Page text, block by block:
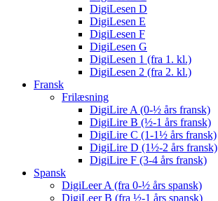
DigiLesen D
DigiLesen E
DigiLesen F
DigiLesen G
DigiLesen 1 (fra 1. kl.)
DigiLesen 2 (fra 2. kl.)
Fransk
Frilæsning
DigiLire A (0-½ års fransk)
DigiLire B (½-1 års fransk)
DigiLire C (1-1½ års fransk)
DigiLire D (1½-2 års fransk)
DigiLire F (3-4 års fransk)
Spansk
DigiLeer A (fra 0-½ års spansk)
DigiLeer B (fra ½-1 års spansk)